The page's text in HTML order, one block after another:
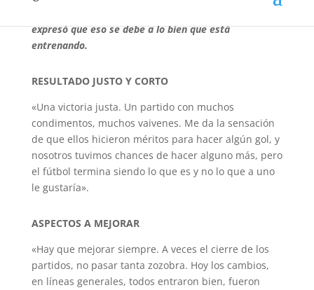
expresó que eso se debe a lo bien que está
entrenando.
RESULTADO JUSTO Y CORTO
«Una victoria justa. Un partido con muchos
condimentos, muchos vaivenes. Me da la sensación
de que ellos hicieron méritos para hacer algún gol, y
nosotros tuvimos chances de hacer alguno más, pero
el fútbol termina siendo lo que es y no lo que a uno
le gustaría».
ASPECTOS A MEJORAR
«Hay que mejorar siempre. A veces el cierre de los
partidos, no pasar tanta zozobra. Hoy los cambios,
en líneas generales, todos entraron bien, fueron